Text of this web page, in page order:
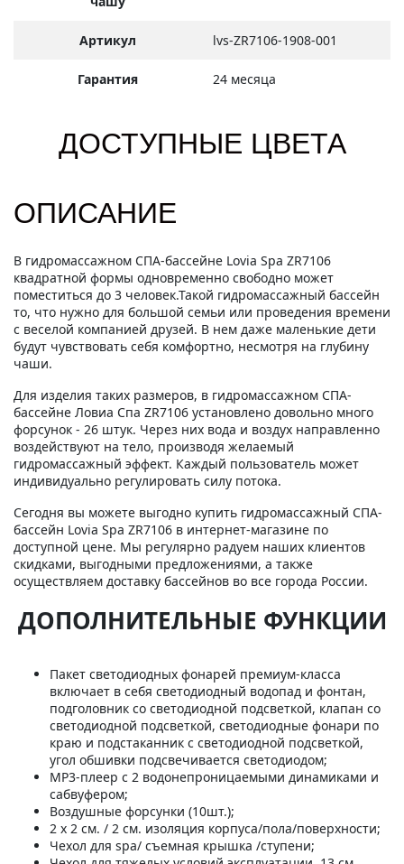
Артикул lvs-ZR7106-1908-001
Гарантия 24 месяца
ДОСТУПНЫЕ ЦВЕТА
ОПИСАНИЕ
В гидромассажном СПА-бассейне Lovia Spa ZR7106
квадратной формы одновременно свободно может
поместиться до 3 человек.Такой гидромассажный бассейн
то, что нужно для большой семьи или проведения времени
с веселой компанией друзей. В нем даже маленькие дети
будут чувствовать себя комфортно, несмотря на глубину
чаши.
Для изделия таких размеров, в гидромассажном СПА-
бассейне Ловиа Спа ZR7106 установлено довольно много
форсунок - 26 штук. Через них вода и воздух направленно
воздействуют на тело, производя желаемый
гидромассажный эффект. Каждый пользователь может
индивидуально регулировать силу потока.
Сегодня вы можете выгодно купить гидромассажный СПА-
бассейн Lovia Spa ZR7106 в интернет-магазине по
доступной цене. Мы регулярно радуем наших клиентов
скидками, выгодными предложениями, а также
осуществляем доставку бассейнов во все города России.
ДОПОЛНИТЕЛЬНЫЕ ФУНКЦИИ
Пакет светодиодных фонарей премиум-класса
включает в себя светодиодный водопад и фонтан,
подголовник со светодиодной подсветкой, клапан со
светодиодной подсветкой, светодиодные фонари по
краю и подстаканник с светодиодной подсветкой,
угол обшивки подсвечивается светодиодом;
MP3-плеер с 2 водонепроницаемыми динамиками и
сабвуфером;
Воздушные форсунки (10шт.);
2 х 2 см. / 2 см. изоляция корпуса/пола/поверхности;
Чехол для spa/ съемная крышка /ступени;